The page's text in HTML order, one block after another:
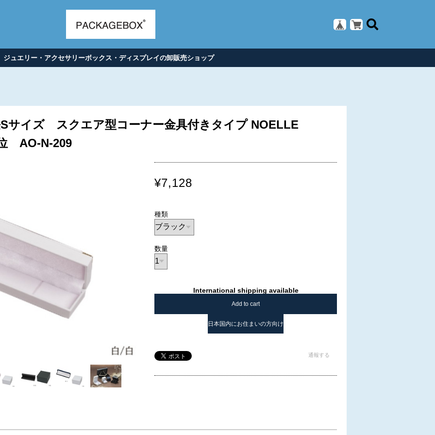
ジュエリー・アクセサリーボックス・ディスプレイの卸販売ショップ
サイズ スクエア型コーナー金具付きタイプ NOELLE
AO-N-209
¥7,128
種類
数量
International shipping available
Add to cart
日本国内にお住まいの方向け
通報する